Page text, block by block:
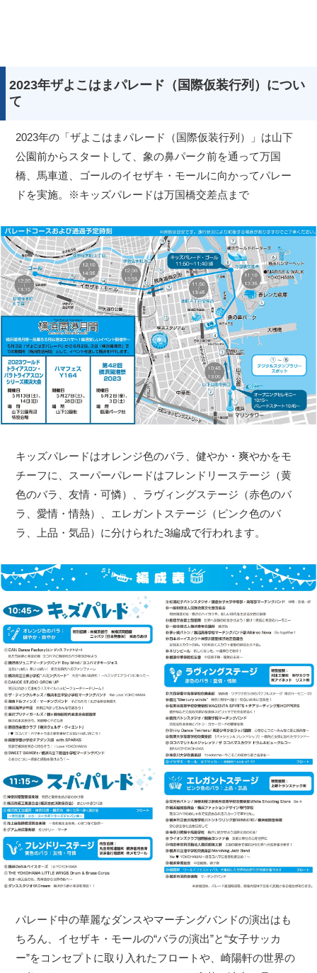
2023年ザよこはまパレード（国際仮装行列）につい
て
2023年の「ザよこはまパレード（国際仮装行列）」は山下
公園前からスタートして、象の鼻パーク前を通って万国
橋、馬車道、ゴールのイセザキ・モールに向かってパレー
ドを実施。※キッズパレードは万国橋交差点まで
キッズパレードはオレンジ色のバラ、健やか・爽やかをモ
チーフに、スーパーパレードはフレンドリーステージ（黄
色のバラ、友情・可憐）、ラヴィングステージ（赤色のバ
ラ、愛情・情熱）、エレガントステージ（ピンク色のバ
ラ、上品・気品）に分けられた3編成で行われます。
パレード中の華麗なダンスやマーチングバンドの演出はも
ちろん、イセザキ・モールの“バラの演出”と“女子サッカ
ー”をコンセプトに取り入れたフロートや、崎陽軒の世界の